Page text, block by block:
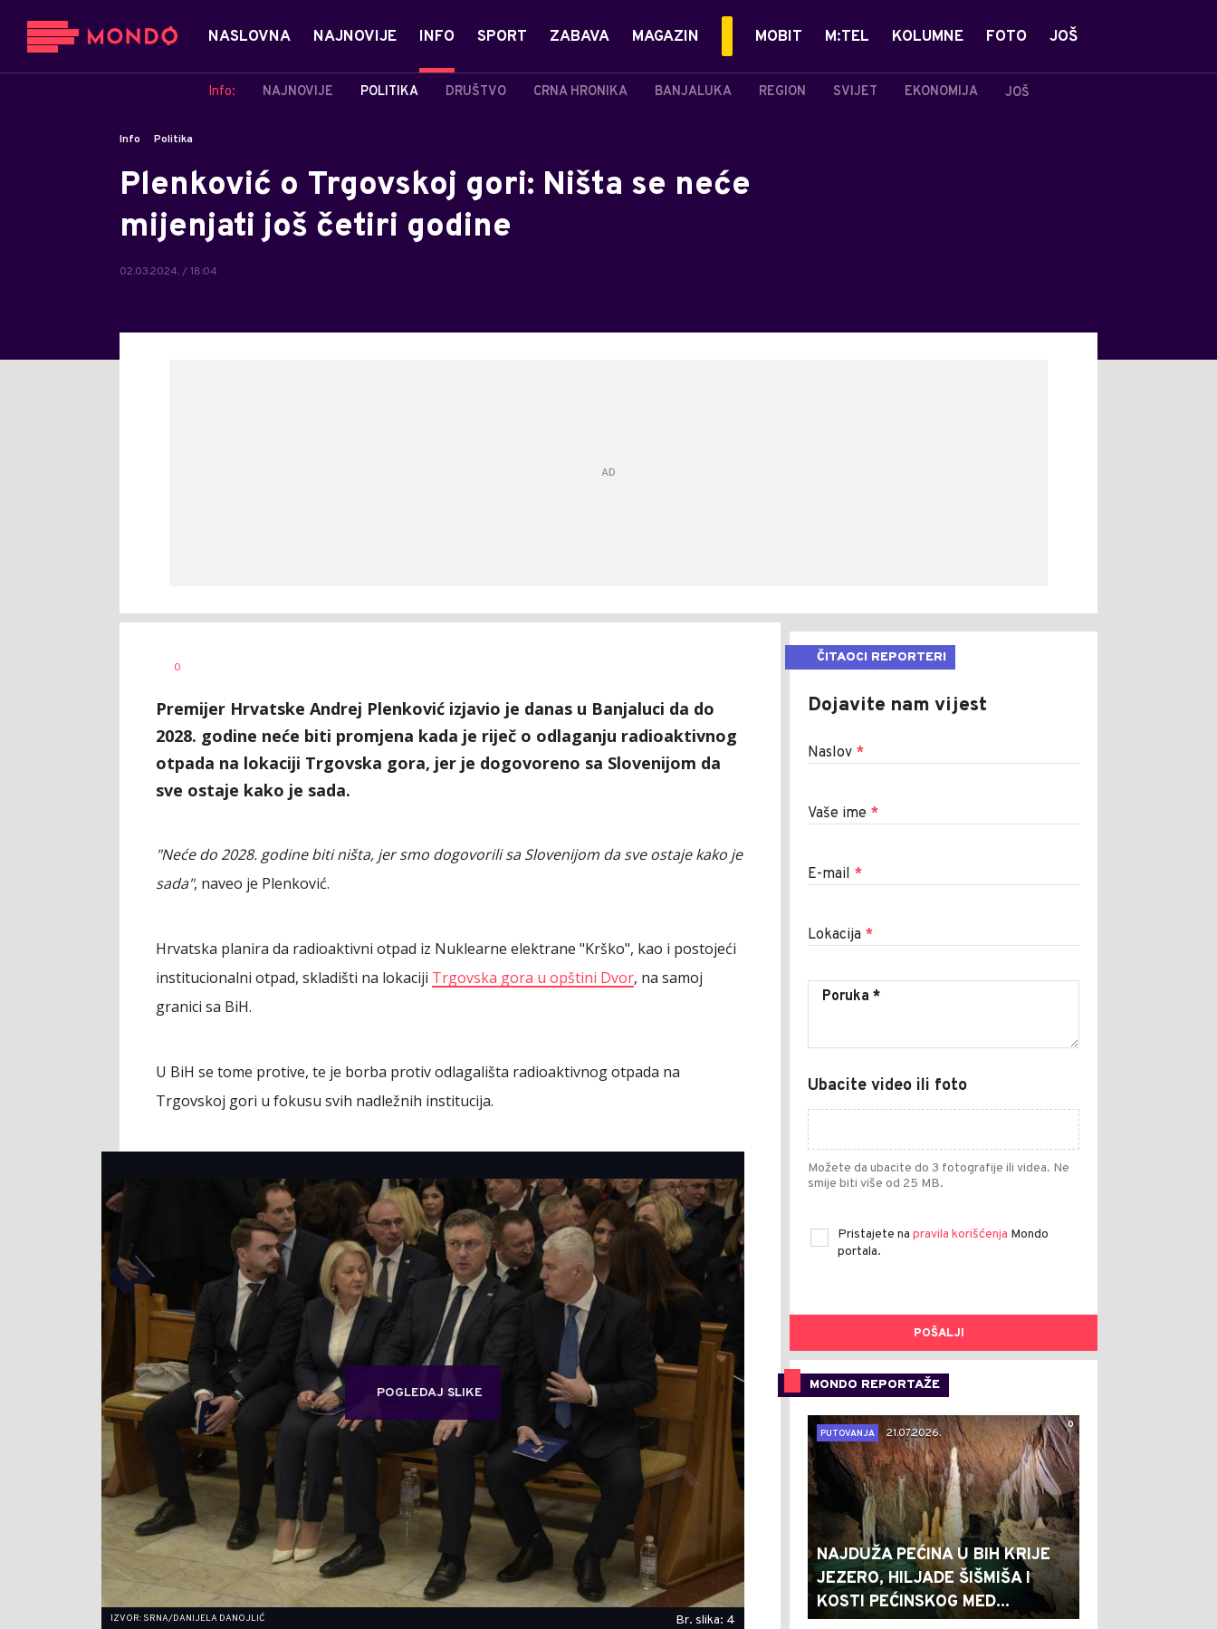
NASLOVNA NAJNOVIJE INFO
Info: NAJNOVIJE POLITIKA DRUŠTVO CRNA HRONIKA BANJALUKA REGION SVIJET EKONOMIJA JOŠ
SPORT ZABAVA MAGAZIN MOBIT M:TEL KOLUMNE FOTO JOŠ
Info Politika
Plenković o Trgovskoj gori: Ništa se neće
mijenjati još četiri godine
02.03.2024. / 18:04
AUTOR
0
Premijer Hrvatske Andrej Plenković izjavio je danas u Banjaluci da do
2028. godine neće biti promjena kada je riječ o odlaganju radioaktivnog
otpada na lokaciji Trgovska gora, jer je dogovoreno sa Slovenijom da
sve ostaje kako je sada.
"Neće do 2028. godine biti ništa, jer smo dogovorili sa Slovenijom da sve ostaje kako je
sada", naveo je Plenković.
Hrvatska planira da radioaktivni otpad iz Nuklearne elektrane "Krško", kao i postojeći
institucionalni otpad, skladišti na lokaciji Trgovska gora u opštini Dvor, na samoj
granici sa BiH.
U BiH se tome protive, te je borba protiv odlagališta radioaktivnog otpada na
Trgovskoj gori u fokusu svih nadležnih institucija.
POGLEDAJ SLIKE
IZVOR: SRNA/DANIJELA DANOJLIĆ Br. slika: 4
ČITAOCI REPORTERI
Dojavite nam vijest
Naslov *
Vaše ime *
E-mail *
Lokacija *
Ubacite video ili foto
Možete da ubacite do 3 fotografije ili videa. Ne
smije biti više od 25 MB.
Pristajete na pravila korišćenja Mondo
portala.
POŠALJI
MONDO REPORTAŽE
0
PUTOVANJA
21.07.2026.
NAJDUŽA PEĆINA U BIH KRIJE
JEZERO, HILJADE ŠIŠMIŠA I
KOSTI PEĆINSKOG MED...